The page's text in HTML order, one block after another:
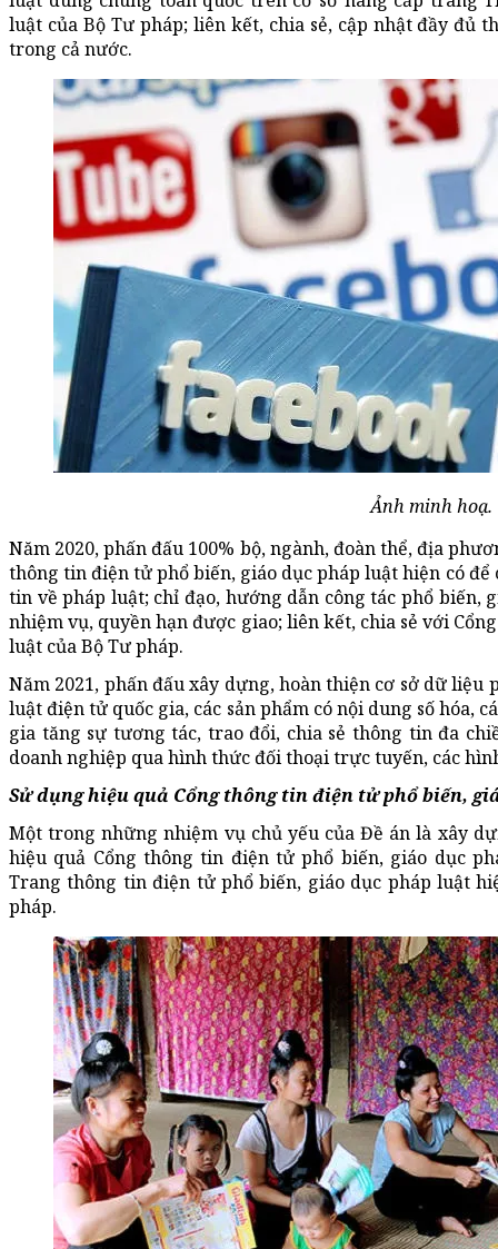
luật của Bộ Tư pháp; liên kết, chia sẻ, cập nhật đầy đủ
trong cả nước.
Ảnh minh hoạ.
Năm 2020, phấn đấu 100% bộ, ngành, đoàn thể, địa
thông tin điện tử phổ biến, giáo dục pháp luật hiện có
tin về pháp luật; chỉ đạo, hướng dẫn công tác phổ biến,
nhiệm vụ, quyền hạn được giao; liên kết, chia sẻ với
luật của Bộ Tư pháp.
Năm 2021, phấn đấu xây dựng, hoàn thiện cơ sở dữ liệu
luật điện tử quốc gia, các sản phẩm có nội dung số hóa,
gia tăng sự tương tác, trao đổi, chia sẻ thông tin đa
doanh nghiệp qua hình thức đối thoại trực tuyến, các
Sử dụng hiệu quả Cổng thông tin điện tử phổ biến,
Một trong những nhiệm vụ chủ yếu của Đề án là xây
hiệu quả Cổng thông tin điện tử phổ biến, giáo dục
Trang thông tin điện tử phổ biến, giáo dục pháp luật
pháp.